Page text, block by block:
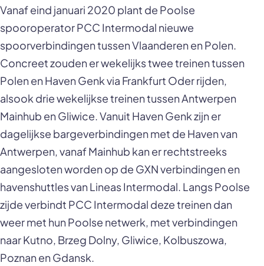
Vanaf eind januari 2020 plant de Poolse
spooroperator PCC Intermodal nieuwe
spoorverbindingen tussen Vlaanderen en Polen.
Concreet zouden er wekelijks twee treinen tussen
Polen en Haven Genk via Frankfurt Oder rijden,
alsook drie wekelijkse treinen tussen Antwerpen
Mainhub en Gliwice. Vanuit Haven Genk zijn er
dagelijkse bargeverbindingen met de Haven van
Antwerpen, vanaf Mainhub kan er rechtstreeks
aangesloten worden op de GXN verbindingen en
havenshuttles van Lineas Intermodal. Langs Poolse
zijde verbindt PCC Intermodal deze treinen dan
weer met hun Poolse netwerk, met verbindingen
naar Kutno, Brzeg Dolny, Gliwice, Kolbuszowa,
Poznan en Gdansk.